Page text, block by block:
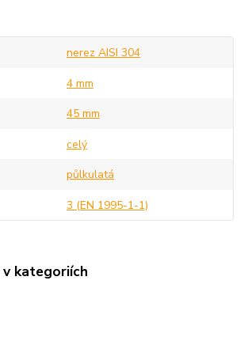
nerez AISI 304
4 mm
45 mm
celý
půlkulatá
3 (EN 1995-1-1)
kategoriích